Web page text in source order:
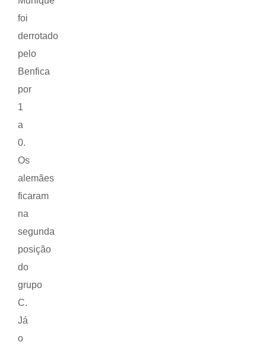
foi
derrotado
pelo
Benfica
por
1
a
0.
Os
alemães
ficaram
na
segunda
posição
do
grupo
C.
Já
o